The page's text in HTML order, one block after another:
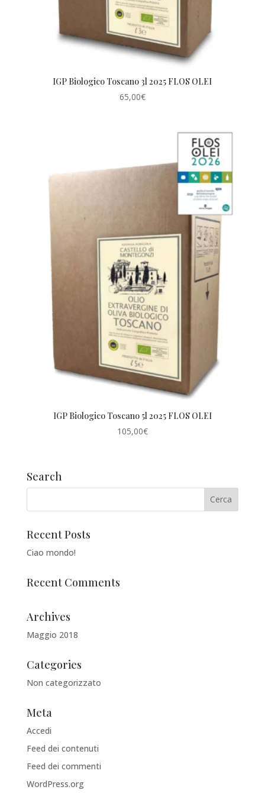
IGP Biologico Toscano 3l 2025 FLOS OLEI
65,00€
IGP Biologico Toscano 5l 2025 FLOS OLEI
105,00€
Search
Recent Posts
Ciao mondo!
Recent Comments
Archives
Maggio 2018
Categories
Non categorizzato
Meta
Accedi
Feed dei contenuti
Feed dei commenti
WordPress.org